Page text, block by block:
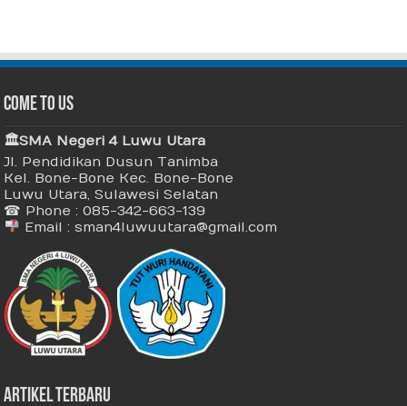
Come To Us
🏛 SMA Negeri 4 Luwu Utara
Jl. Pendidikan Dusun Tanimba
Kel. Bone-Bone Kec. Bone-Bone
Luwu Utara, Sulawesi Selatan
☎ Phone : 085-342-663-139
Email : sman4luwuutara@gmail.com
Artikel Terbaru